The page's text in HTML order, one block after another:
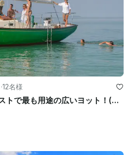
·12名様
33フィートキーウェストで最も用途の広いヨット！(船長のみ)